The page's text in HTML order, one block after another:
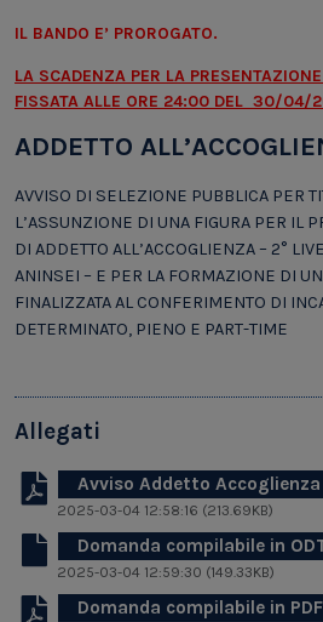
IL BANDO E’ PROROGATO.
LA SCADENZA PER LA
FISSATA ALLE ORE 24:00 DEL 30/04/
ADDETTO
AVVISO DI SELEZIONE PUBBLICA PER
L’ASSUNZIONE DI UNA FIGURA PER IL
DI ADDETTO ALL’ACCOGLIENZA – 2°
ANINSEI – E PER LA FORMAZIONE DI
FINALIZZATA AL CONFERIMENTO DI
DETERMINATO, PIENO E PART-TIME
Allegati
Avviso Addetto Accoglienza
2025-03-04 12:58:16 (213.69KB)
Domanda compilabile in
2025-03-04 12:59:30 (149.33KB)
Domanda compilabile in PDF